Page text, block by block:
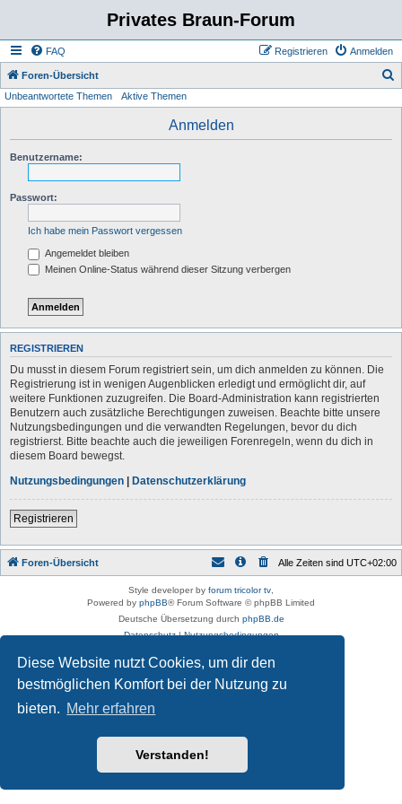
Diese Website nutzt Cookies, um dir den
bestmöglichen Komfort bei der Nutzung zu
bieten. Mehr erfahren
Verstanden!
Privates Braun-Forum
FAQ Anmelden
Registrieren
Foren-Übersicht
Unbeantwortete Themen Aktive Themen
Anmelden
Benutzername:
Passwort:
Ich habe mein Passwort vergessen
Angemeldet bleiben
Meinen Online-Status während dieser Sitzung verbergen
REGISTRIEREN
Du musst in diesem Forum registriert sein, um dich anmelden zu können. Die
Registrierung ist in wenigen Augenblicken erledigt und ermöglicht dir, auf
weitere Funktionen zuzugreifen. Die Board-Administration kann registrierten
Benutzern auch zusätzliche Berechtigungen zuweisen. Beachte bitte unsere
Nutzungsbedingungen und die verwandten Regelungen, bevor du dich
registrierst. Bitte beachte auch die jeweiligen Forenregeln, wenn du dich in
diesem Board bewegst.
Nutzungsbedingungen | Datenschutzerklärung
Registrieren
Foren-Übersicht Alle Zeiten sind UTC+02:00
Style developer by forum tricolor tv
Powered by phpBB® Forum Software © phpBB Limited
Deutsche Übersetzung durch phpBB.de
Datenschutz|Nutzungsbedingungen